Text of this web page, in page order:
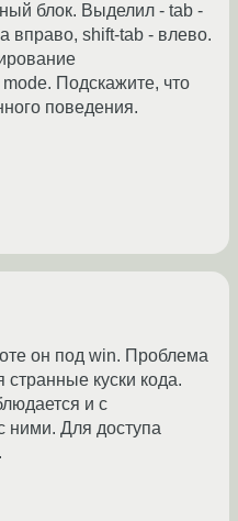
блок. Выделил - tab -
вправо, shift-tab - влево.
Подскажите, что
поведения.
он под win. Проблема
странные куски кода.
и с
ними. Для доступа